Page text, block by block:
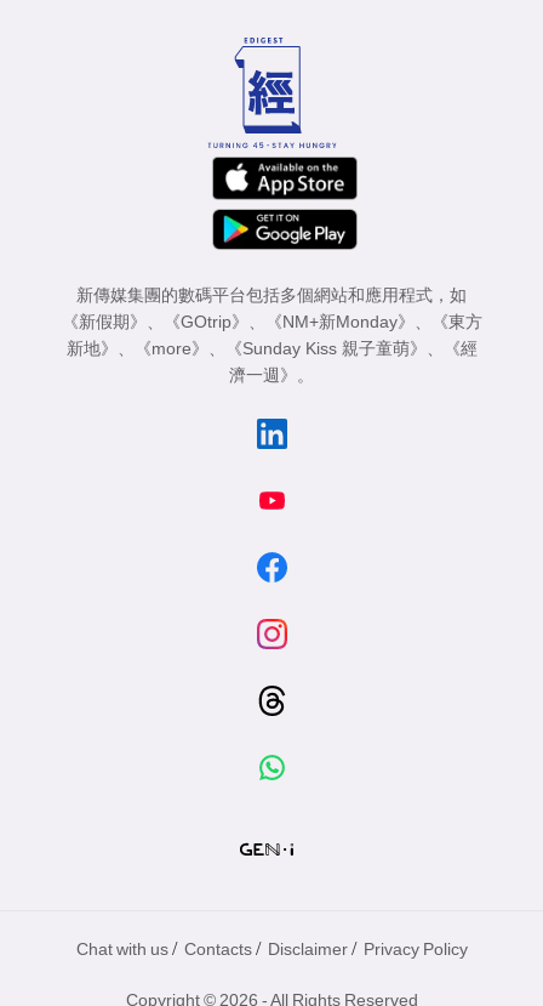
新傳媒集團的數碼平台包括多個網站和應用程式，如
《新假期》 、 《GOtrip》 、 《NM+新Monday》 、
《東方
新地》 、 《more》 、 《Sunday Kiss 親子童萌》 、
《經
濟一週》 。
Chat with us / Contacts / Disclaimer / Privacy Policy
Copyright © 2026 - All Rights Reserved